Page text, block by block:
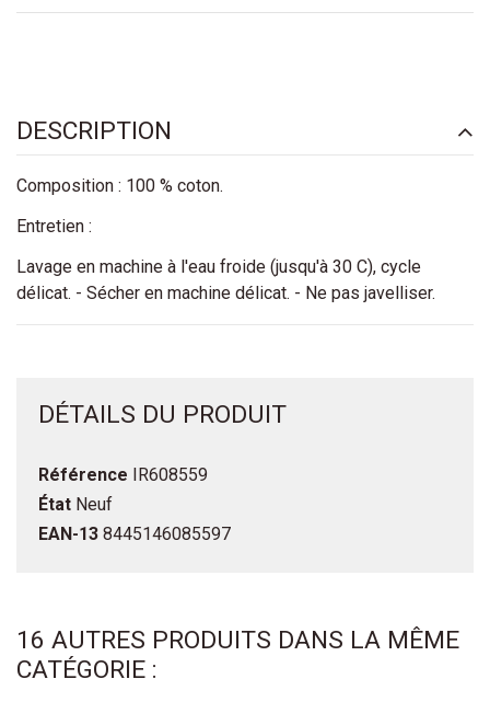
DESCRIPTION
Composition : 100 % coton.
Entretien :
Lavage en machine à l'eau froide (jusqu'à 30 C), cycle
délicat. - Sécher en machine délicat. - Ne pas javelliser.
DÉTAILS DU PRODUIT
Référence IR608559
État Neuf
EAN-13 8445146085597
16 AUTRES PRODUITS DANS LA MÊME
CATÉGORIE :